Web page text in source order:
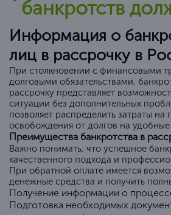
банкротств
Информация о
лиц в рассрочку в
При столкновении с финансовыми
долговыми обязательствами,
рассрочку представляет
ситуации без дополнительных
позволяет распределить затраты на
освобождения от долгов на
Преимущества банкротства в
Важно понимать, что успешное
качественного подхода и
При обратной оплате имеется
денежные средства и получить
Получение информации о
Подготовка необходимых